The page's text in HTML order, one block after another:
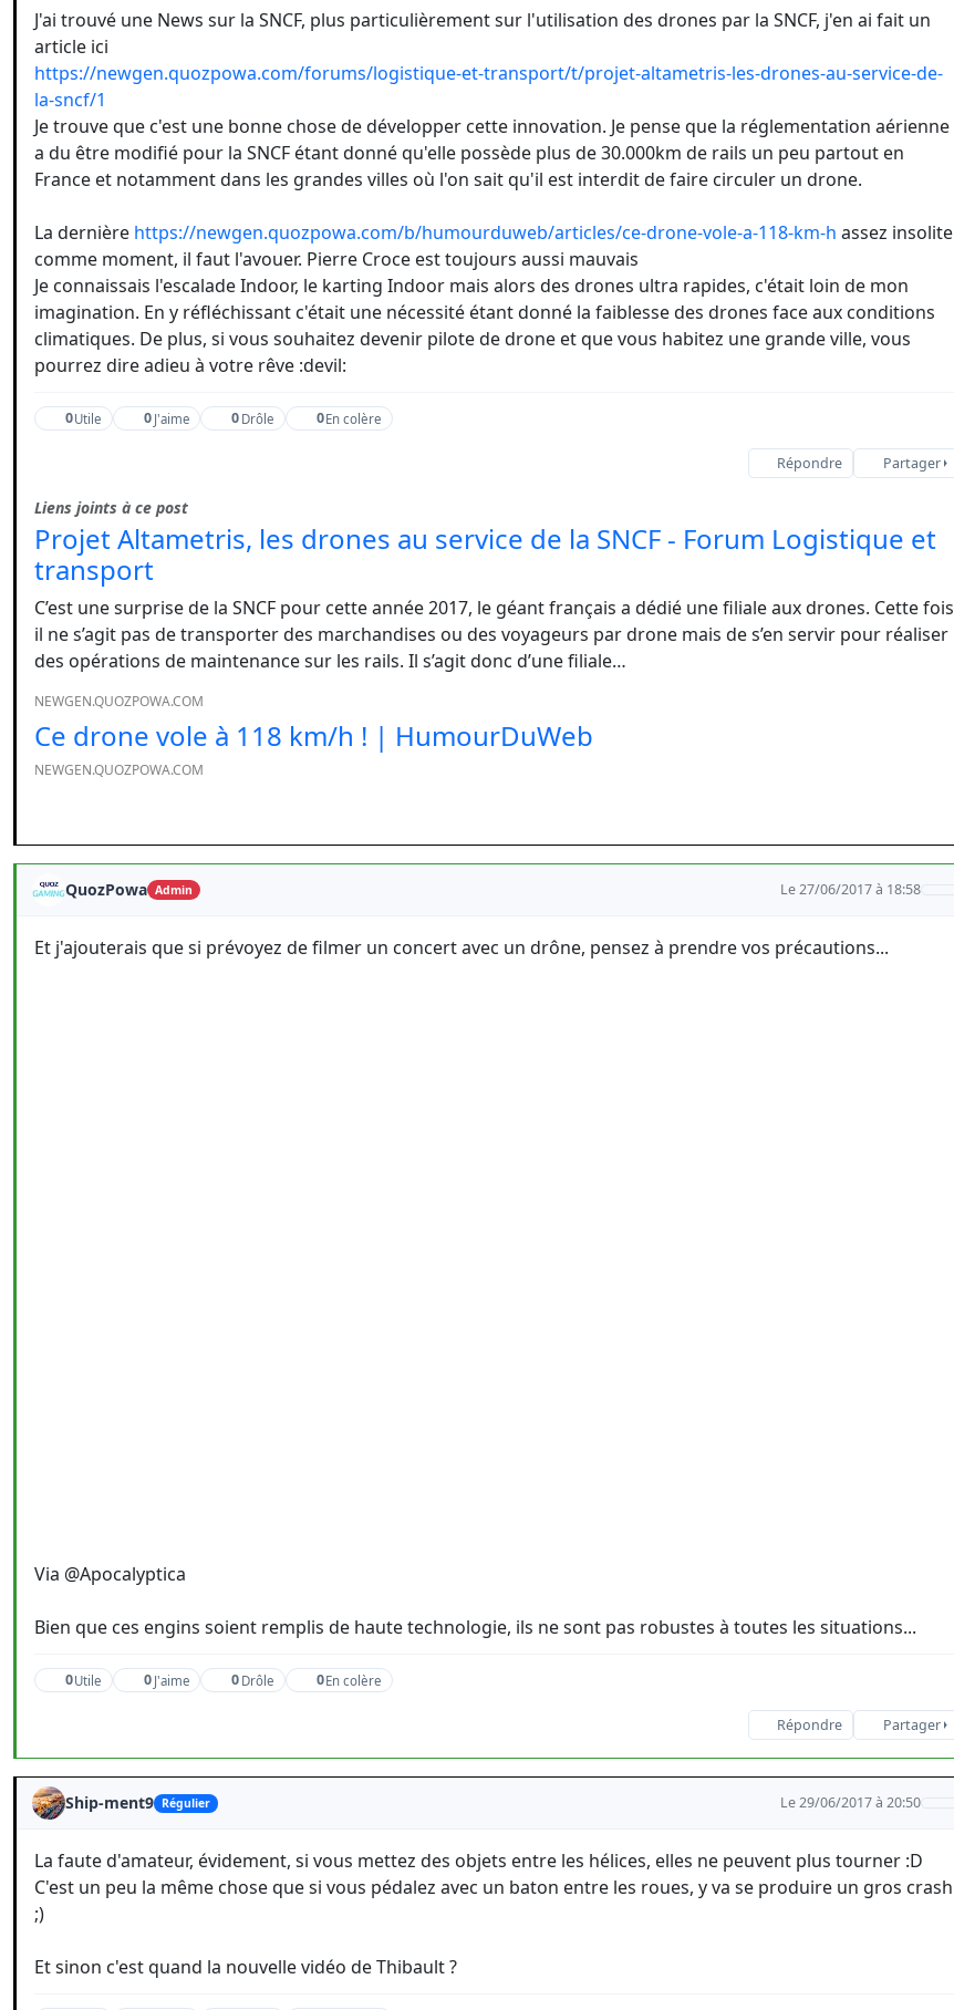
J'ai trouvé une News sur la SNCF, plus particulièrement sur l'utilisation des drones par la SNCF, j'en ai fait un
article ici
https://newgen.quozpowa.com/forums/logistique-et-transport/t/projet-altametris-les-drones-au-service-de-
la-sncf/1
Je trouve que c'est une bonne chose de développer cette innovation. Je pense que la réglementation aérienne
a du être modifié pour la SNCF étant donné qu'elle possède plus de 30.000km de rails un peu partout en
France et notamment dans les grandes villes où l'on sait qu'il est interdit de faire circuler un drone.
La dernière https://newgen.quozpowa.com/b/humourduweb/articles/ce-drone-vole-a-118-km-h assez insolite
comme moment, il faut l'avouer. Pierre Croce est toujours aussi mauvais
Je connaissais l'escalade Indoor, le karting Indoor mais alors des drones ultra rapides, c'était loin de mon
imagination. En y réfléchissant c'était une nécessité étant donné la faiblesse des drones face aux conditions
climatiques. De plus, si vous souhaitez devenir pilote de drone et que vous habitez une grande ville, vous
pourrez dire adieu à votre rêve :devil:
0Utile 0 J'aime 0 Drôle 0En colère
Répondre Partager
Liens joints à ce post
Projet Altametris, les drones au service de la SNCF - Forum Logistique et
transport
C’est une surprise de la SNCF pour cette année 2017, le géant français a dédié une filiale aux drones. Cette fois
il ne s’agit pas de transporter des marchandises ou des voyageurs par drone mais de s’en servir pour réaliser
des opérations de maintenance sur les rails. Il s’agit donc d’une filiale…
NEWGEN.QUOZPOWA.COM
Ce drone vole à 118 km/h ! | HumourDuWeb
NEWGEN.QUOZPOWA.COM
QuozPowa Admin Le 27/06/2017 à 18:58
Et j'ajouterais que si prévoyez de filmer un concert avec un drône, pensez à prendre vos précautions...
Via @Apocalyptica
Bien que ces engins soient remplis de haute technologie, ils ne sont pas robustes à toutes les situations...
0Utile 0 J'aime 0 Drôle 0En colère
Répondre Partager
Ship-ment9 Régulier Le 29/06/2017 à 20:50
La faute d'amateur, évidement, si vous mettez des objets entre les hélices, elles ne peuvent plus tourner :D
C'est un peu la même chose que si vous pédalez avec un baton entre les roues, y va se produire un gros crash
;)
Et sinon c'est quand la nouvelle vidéo de Thibault ?